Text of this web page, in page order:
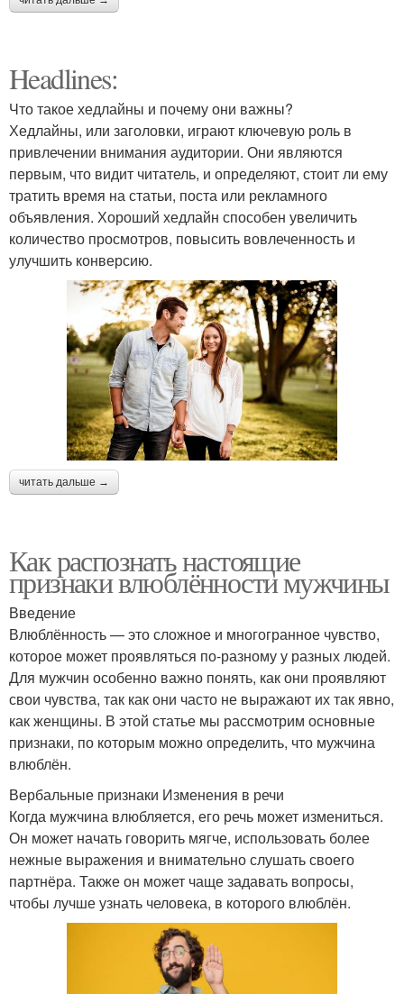
Headlines:
Что такое хедлайны и почему они важны?
Хедлайны, или заголовки, играют ключевую роль в
привлечении внимания аудитории. Они являются
первым, что видит читатель, и определяют, стоит ли ему
тратить время на статьи, поста или рекламного
объявления. Хороший хедлайн способен увеличить
количество просмотров, повысить вовлеченность и
улучшить конверсию.
читать дальше →
Как распознать настоящие
признаки влюблённости мужчины
Введение
Влюблённость — это сложное и многогранное чувство,
которое может проявляться по-разному у разных людей.
Для мужчин особенно важно понять, как они проявляют
свои чувства, так как они часто не выражают их так явно,
как женщины. В этой статье мы рассмотрим основные
признаки, по которым можно определить, что мужчина
влюблён.
Вербальные признаки Изменения в речи
Когда мужчина влюбляется, его речь может измениться.
Он может начать говорить мягче, использовать более
нежные выражения и внимательно слушать своего
партнёра. Также он может чаще задавать вопросы,
чтобы лучше узнать человека, в которого влюблён.